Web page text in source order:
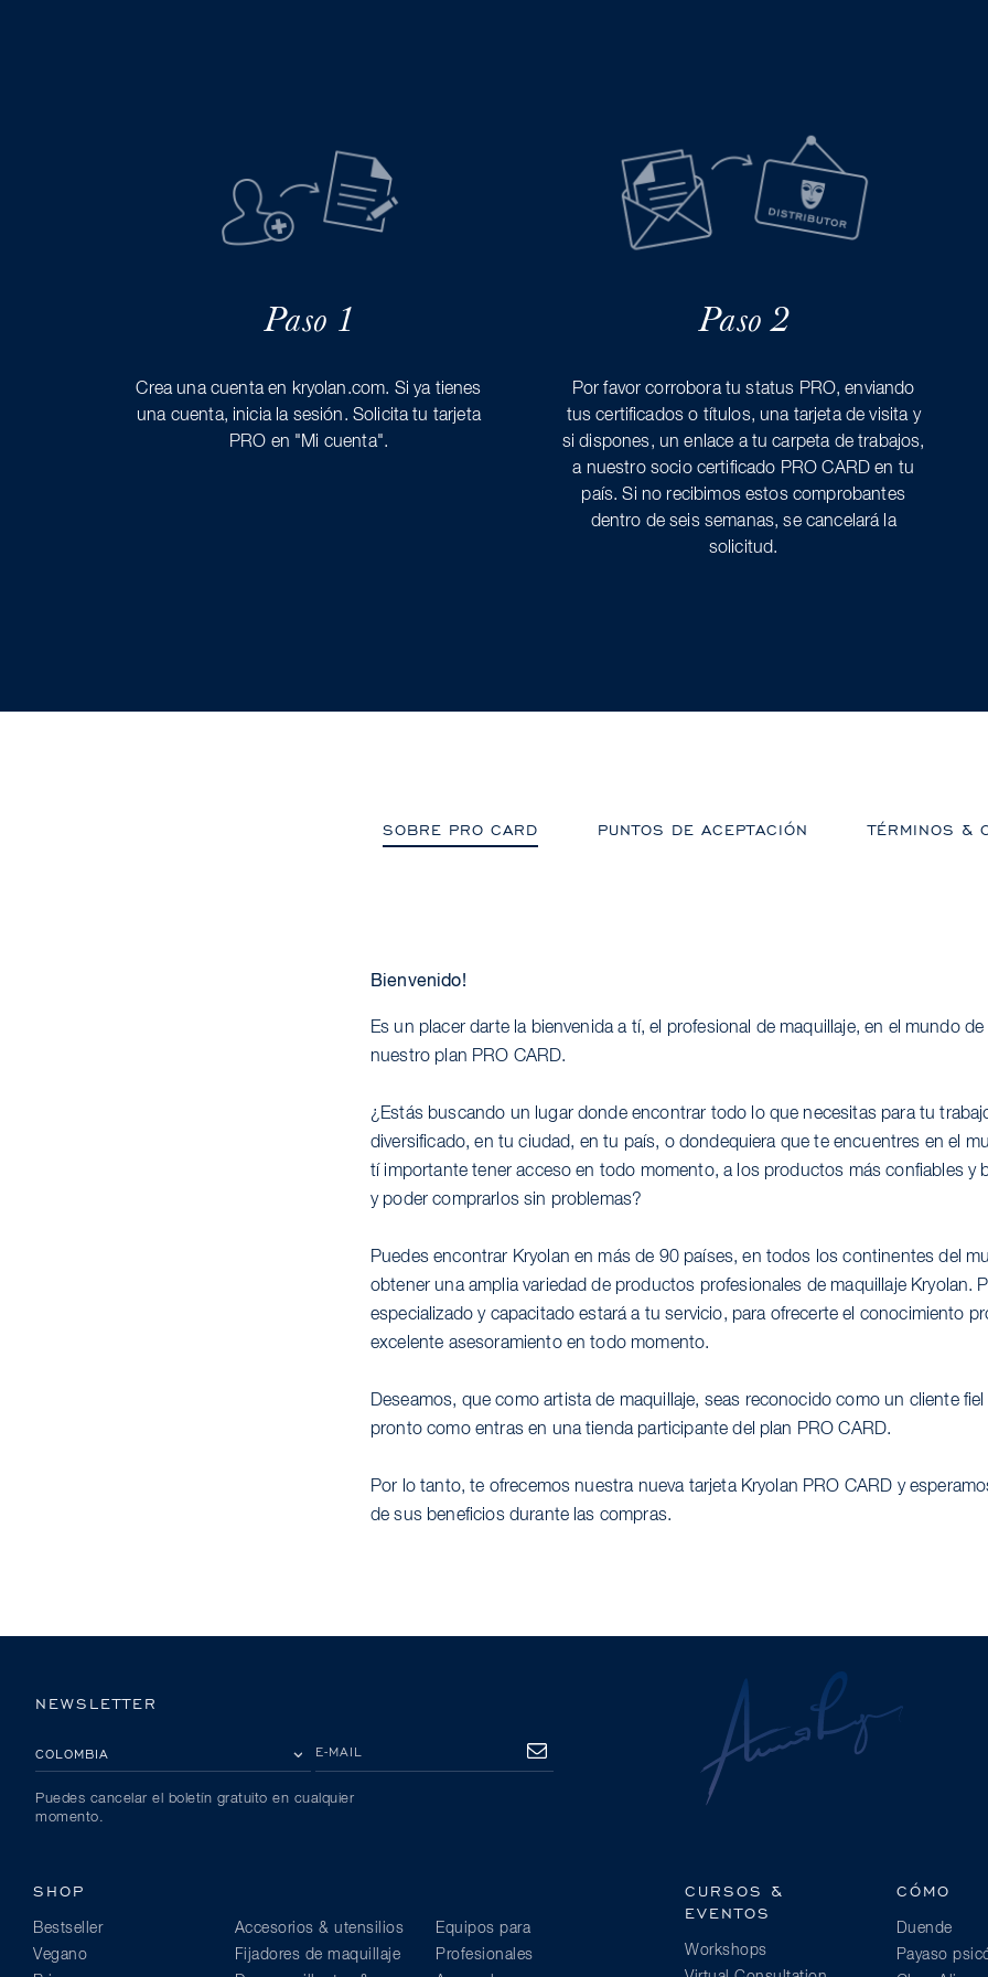
Paso 1
Crea una cuenta en kryolan.com. Si ya tienes
una cuenta, inicia la sesión. Solicita tu tarjeta
PRO en "Mi cuenta".
Paso 2
Por favor corrobora tu status PRO, enviando
tus certificados o títulos, una tarjeta de visita y
si dispones, un enlace a tu carpeta de trabajos,
a nuestro socio certificado PRO CARD en tu
país. Si no recibimos estos comprobantes
dentro de seis semanas, se cancelará la
solicitud.
SOBRE PRO CARD PUNTOS DE ACEPTACIÓN TÉRMINOS &
Bienvenido!
Es un placer darte la bienvenida a tí, el profesional de maquillaje, en el mundo de
nuestro plan PRO CARD.
¿Estás buscando un lugar donde encontrar todo lo que necesitas para tu
diversificado, en tu ciudad, en tu país, o dondequiera que te encuentres en el
tí importante tener acceso en todo momento, a los productos más confiables y
y poder comprarlos sin problemas?
Puedes encontrar Kryolan en más de 90 países, en todos los continentes del
obtener una amplia variedad de productos profesionales de maquillaje Kryolan.
especializado y capacitado estará a tu servicio, para ofrecerte el conocimiento
excelente asesoramiento en todo momento.
Deseamos, que como artista de maquillaje, seas reconocido como un cliente
pronto como entras en una tienda participante del plan PRO CARD.
Por lo tanto, te ofrecemos nuestra nueva tarjeta Kryolan PRO CARD y
de sus beneficios durante las compras.
NEWSLETTER
E-MAIL
SUSCRIBE
Puedes cancelar el boletín gratuito en cualquier
momento.
SHOP
Bestseller
Vegano
Accesorios & utensilios
Fijadores de maquillaje
Equipos para
Profesionales
CURSOS &
EVENTOS
Workshops
CÓMO
Duende
Payaso